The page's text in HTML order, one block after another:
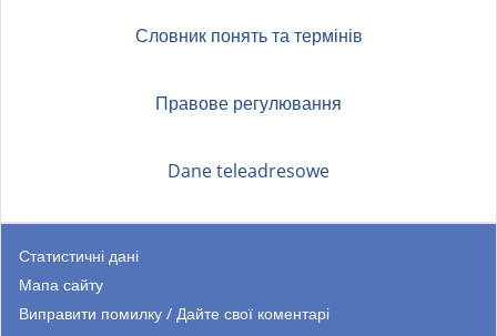
Словник понять та термінів
Правове регулювання
Dane teleadresowe
Статистичні дані
Мапа сайту
Виправити помилку / Дайте свої коментарі